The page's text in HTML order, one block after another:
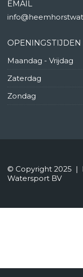
EMAIL
OPENINGSTIJDEN
Maandag - Vrijdag
Zaterdag
Zondag
© Copyright 2025 |
Watersport BV